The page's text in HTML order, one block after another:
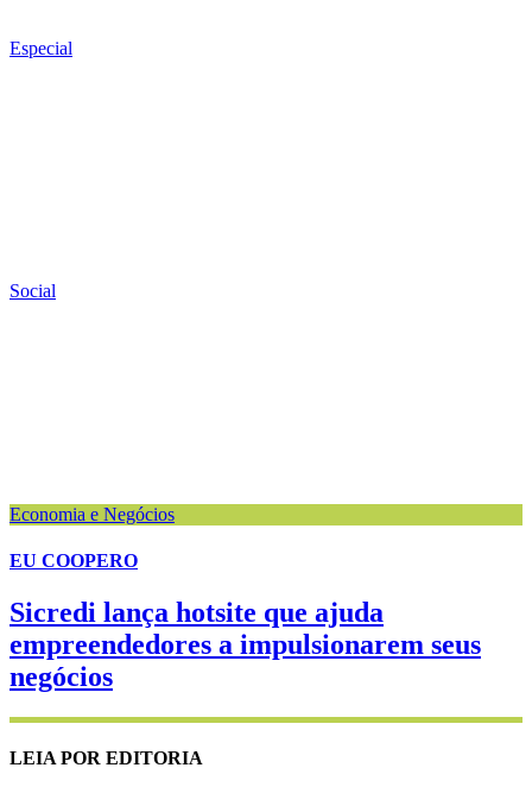
Especial
Social
Economia e Negócios
EU COOPERO
Sicredi lança hotsite que ajuda
empreendedores a impulsionarem seus
negócios
LEIA POR EDITORIA